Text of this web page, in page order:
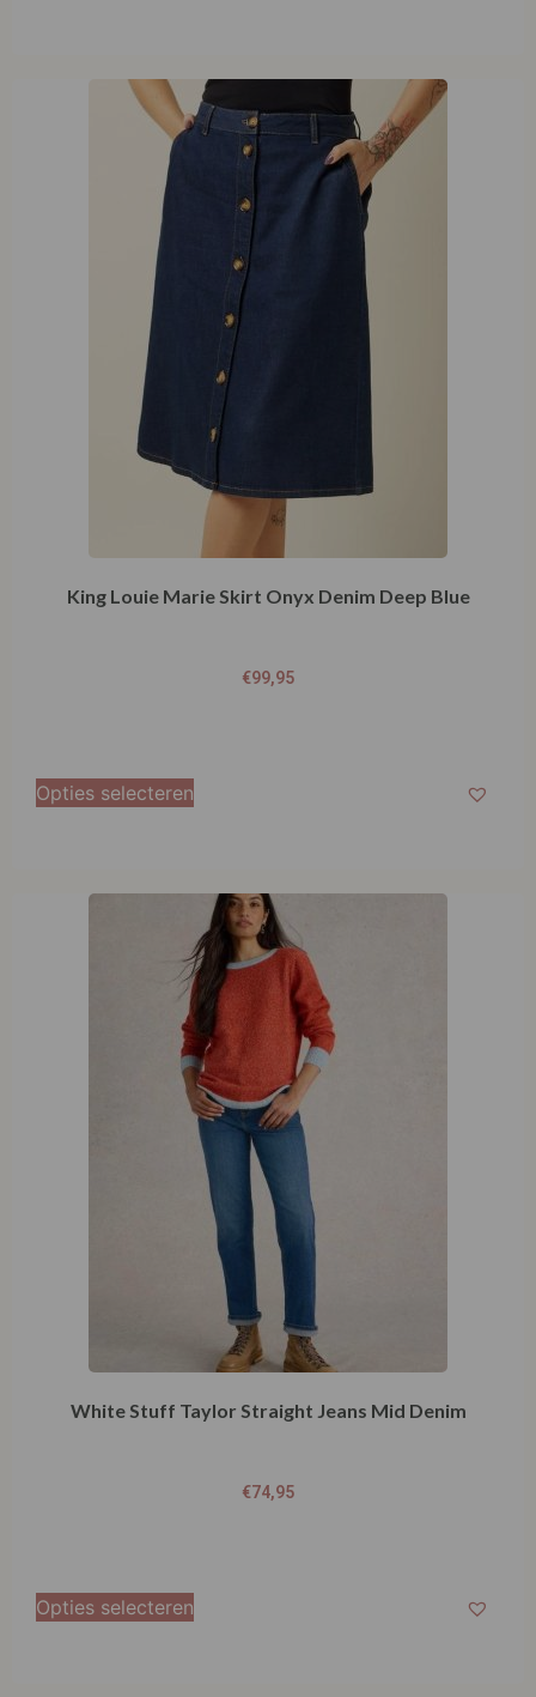
King Louie Marie Skirt Onyx Denim Deep Blue
€99,95
Opties selecteren
White Stuff Taylor Straight Jeans Mid Denim
€74,95
Opties selecteren